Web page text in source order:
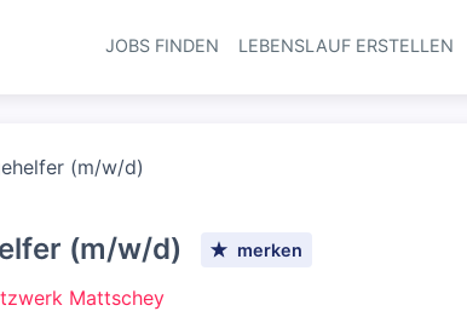
JOBS FINDEN LEBENSLAUF ERSTELLEN
(m/w/d)
(m/w/d) merken
Mattschey